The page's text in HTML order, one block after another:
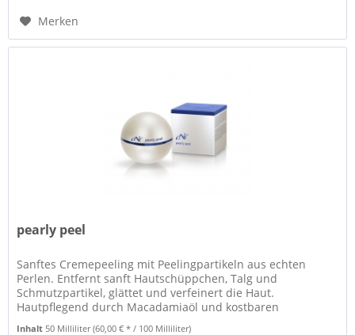
Merken
pearly peel
Sanftes Cremepeeling mit Peelingpartikeln aus echten
Perlen. Entfernt sanft Hautschüppchen, Talg und
Schmutzpartikel, glättet und verfeinert die Haut.
Hautpflegend durch Macadamiaöl und kostbaren
Inhalt 50 Milliliter(60,00 € * / 100 Milliliter)